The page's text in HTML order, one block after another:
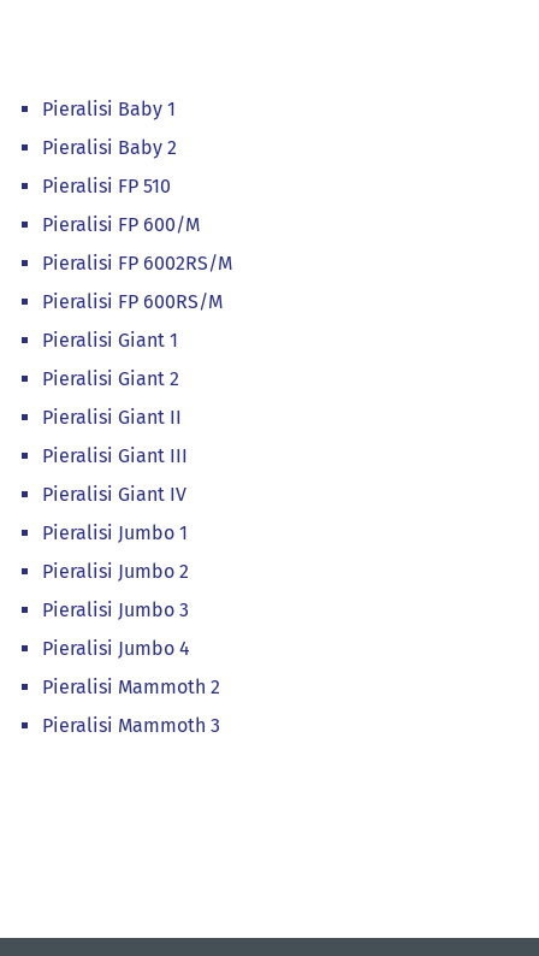
Pieralisi Baby 1
Pieralisi Baby 2
Pieralisi FP 510
Pieralisi FP 600/M
Pieralisi FP 6002RS/M
Pieralisi FP 600RS/M
Pieralisi Giant 1
Pieralisi Giant 2
Pieralisi Giant II
Pieralisi Giant III
Pieralisi Giant IV
Pieralisi Jumbo 1
Pieralisi Jumbo 2
Pieralisi Jumbo 3
Pieralisi Jumbo 4
Pieralisi Mammoth 2
Pieralisi Mammoth 3